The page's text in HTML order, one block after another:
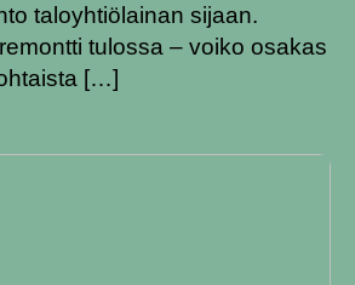
taloyhtiölainan sijaan.
tulossa – voiko osakas
[…]